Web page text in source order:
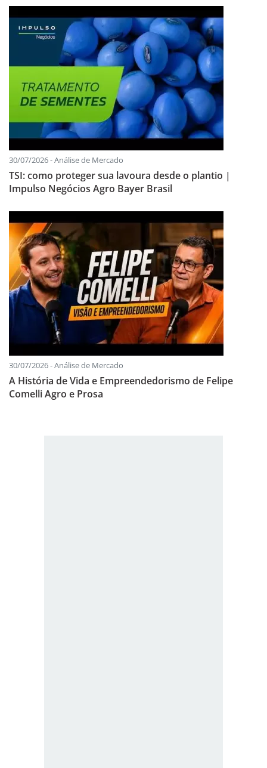
30/07/2026 - Análise de Mercado
TSI: como proteger sua lavoura desde o plantio |
Impulso Negócios Agro Bayer Brasil
30/07/2026 - Análise de Mercado
A História de Vida e Empreendedorismo de Felipe
Comelli Agro e Prosa